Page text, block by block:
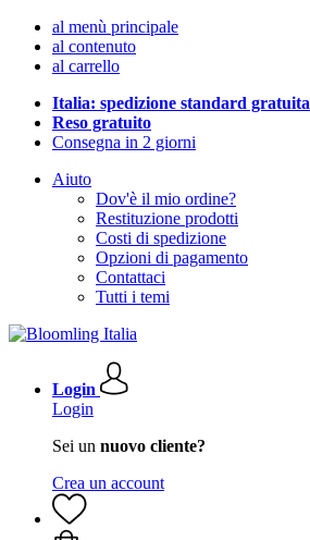
al menù principale
al contenuto
al carrello
Italia: spedizione standard gratuita
Reso gratuito
Consegna in 2 giorni
Aiuto
Dov'è il mio ordine?
Restituzione prodotti
Costi di spedizione
Opzioni di pagamento
Contattaci
Tutti i temi
Login
Login
Sei un nuovo cliente?
Crea un account